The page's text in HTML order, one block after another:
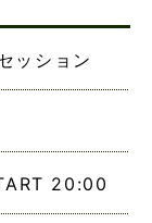
ッション
20:00